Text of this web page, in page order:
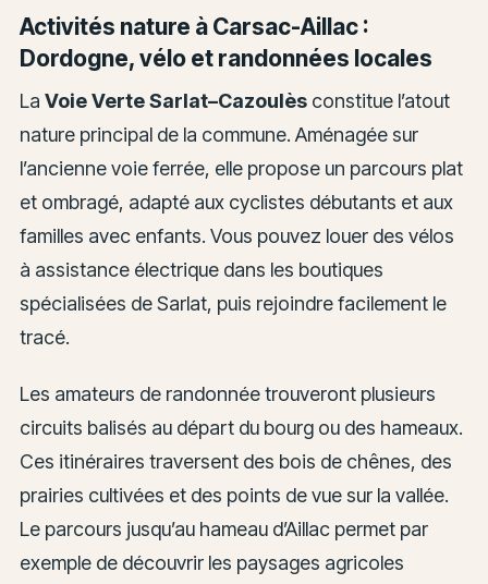
Activités nature à Carsac-Aillac :
Dordogne, vélo et randonnées locales
La Voie Verte Sarlat–Cazoulèsconstitue l’atout
nature principal de la commune. Aménagée sur
l’ancienne voie ferrée, elle propose un parcours plat
et ombragé, adapté aux cyclistes débutants et aux
familles avec enfants. Vous pouvez louer des vélos
à assistance électrique dans les boutiques
spécialisées de Sarlat, puis rejoindre facilement le
tracé.
Les amateurs de randonnée trouveront plusieurs
circuits balisés au départ du bourg ou des hameaux.
Ces itinéraires traversent des bois de chênes, des
prairies cultivées et des points de vue sur la vallée.
Le parcours jusqu’au hameau d’Aillac permet par
exemple de découvrir les paysages agricoles